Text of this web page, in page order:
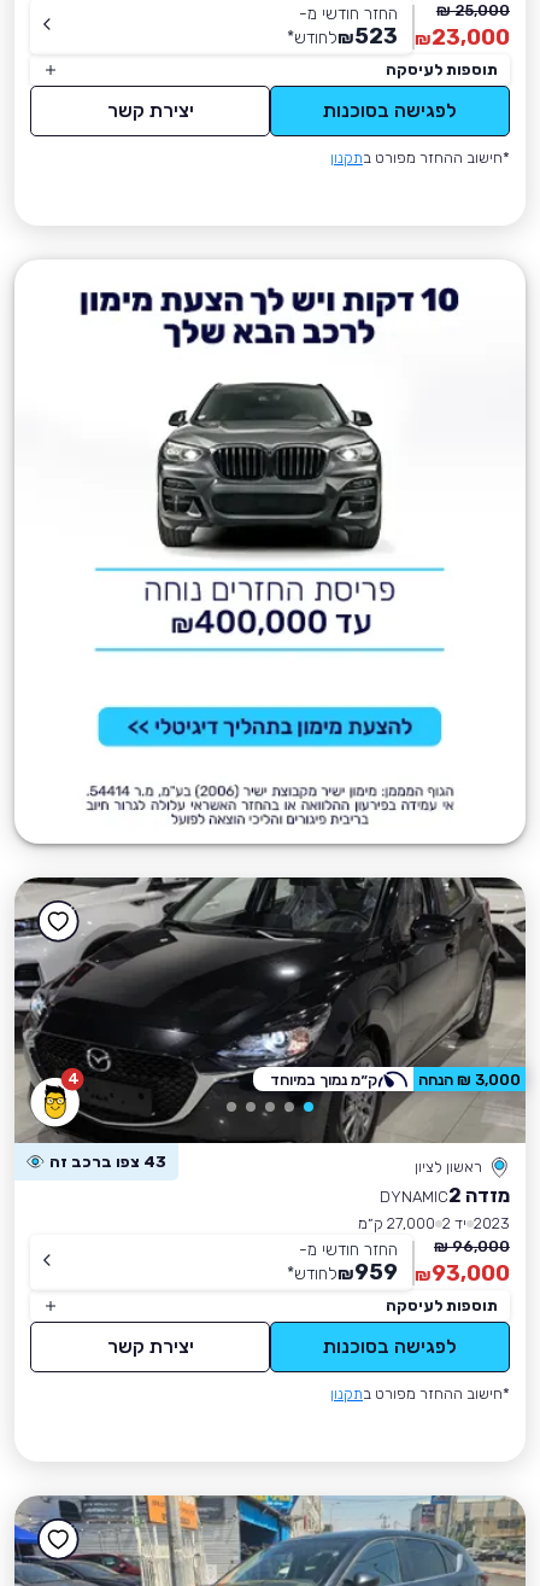
25,000 ₪
23,000
₪
החזר חודשי מ-
523
₪לחודש*
תוספות לעיסקה
לפגישה בסוכנות יצירת קשר
*חישוב ההחזר מפורט בתקנון
4
ראשון לציון 43 צפו ברכב זה
מזדה 2
DYNAMIC
2023 יד 2
27,000 ק״מ
96,000 ₪
93,000
₪
החזר חודשי מ-
959
₪לחודש*
תוספות לעיסקה
לפגישה בסוכנות יצירת קשר
*חישוב ההחזר מפורט בתקנון
3,000 ₪ הנחה ק״מ נמוך במיוחד